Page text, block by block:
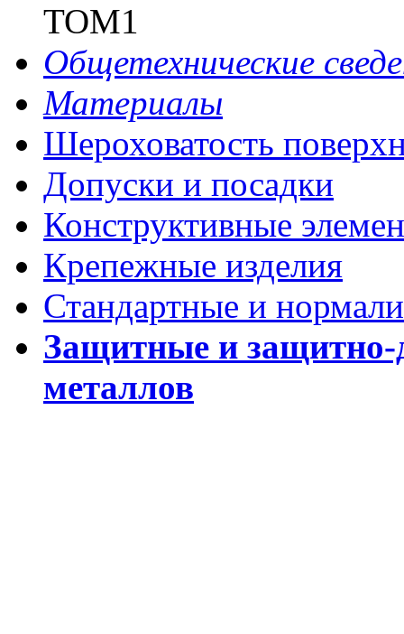
ТОМ1
Общетехнические
Материалы
Шероховатость
Допуски и посадки
Конструктивные
Крепежные изделия
Стандартные и
Защитные и защитно-
металлов